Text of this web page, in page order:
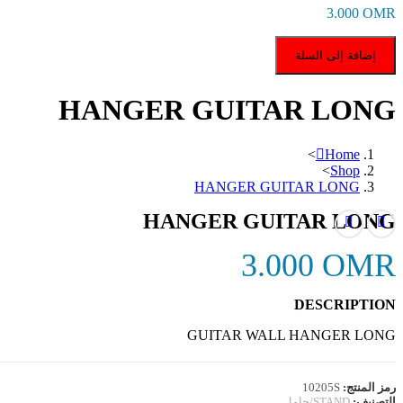
3.000 OMR
إضافة إلى السلة
HANGER GUITAR LONG
Home
>
Shop
>
HANGER GUITAR LONG
HANGER GUITAR LONG
3.000 OMR
DESCRIPTION
GUITAR WALL HANGER LONG
رمز المنتج: 10205S